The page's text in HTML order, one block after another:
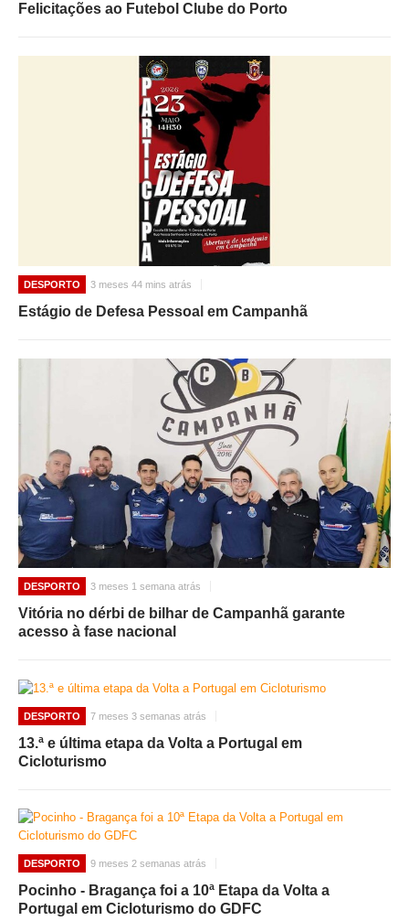
Felicitações ao Futebol Clube do Porto
DESPORTO 3 meses 44 mins atrás
Estágio de Defesa Pessoal em Campanhã
DESPORTO 3 meses 1 semana atrás
Vitória no dérbi de bilhar de Campanhã garante
acesso à fase nacional
DESPORTO 7 meses 3 semanas atrás
13.ª e última etapa da Volta a Portugal em
Cicloturismo
DESPORTO 9 meses 2 semanas atrás
Pocinho - Bragança foi a 10ª Etapa da Volta a
Portugal em Cicloturismo do GDFC